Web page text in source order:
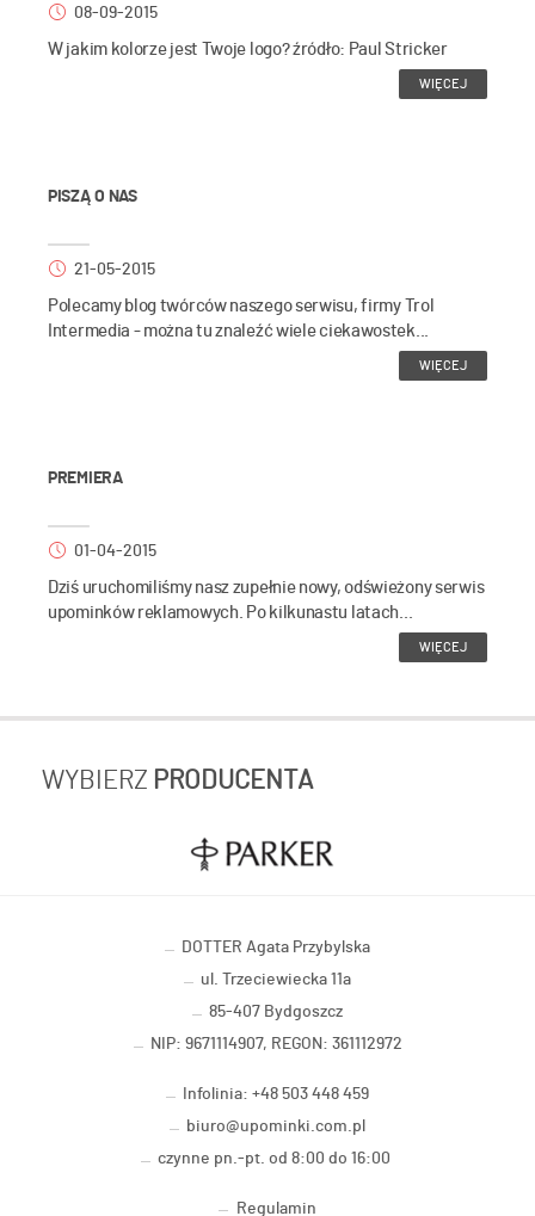
08-09-2015
W jakim kolorze jest Twoje logo? źródło: Paul Stricker
WIĘCEJ
PISZĄ O NAS
21-05-2015
Polecamy blog twórców naszego serwisu, firmy Trol
Intermedia - można tu znaleźć wiele ciekawostek...
WIĘCEJ
PREMIERA
01-04-2015
Dziś uruchomiliśmy nasz zupełnie nowy, odświeżony serwis
upominków reklamowych. Po kilkunastu latach...
WIĘCEJ
WYBIERZ PRODUCENTA
DOTTER Agata Przybylska
ul. Trzeciewiecka 11a
85-407 Bydgoszcz
NIP: 9671114907, REGON: 361112972
Infolinia: +48 503 448 459
biuro@upominki.com.pl
czynne pn.-pt. od 8:00 do 16:00
Regulamin